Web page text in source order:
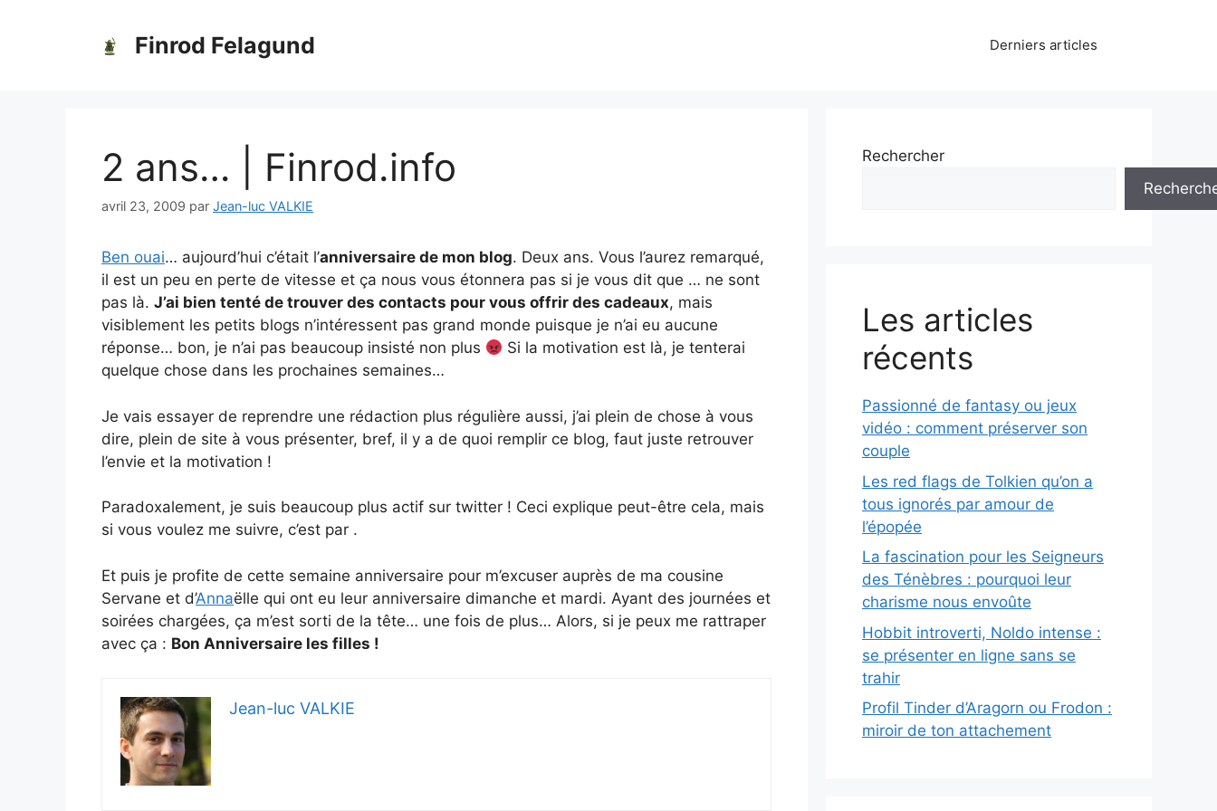
Finrod Felagund Derniers articles
2 ans… | Finrod.info
avril 23, 2009 par Jean-luc VALKIE
Ben ouai… aujourd’hui c’était l’anniversaire de mon blog. Deux ans. Vous l’aurez remarqué,
il est un peu en perte de vitesse et ça nous vous étonnera pas si je vous dit que … ne sont
pas là. J’ai bien tenté de trouver des contacts pour vous offrir des cadeaux, mais
visiblement les petits blogs n’intéressent pas grand monde puisque je n’ai eu aucune
réponse… bon, je n’ai pas beaucoup insisté non plus
Si la motivation est là, je tenterai
quelque chose dans les prochaines semaines…
Je vais essayer de reprendre une rédaction plus régulière aussi, j’ai plein de chose à vous
dire, plein de site à vous présenter, bref, il y a de quoi remplir ce blog, faut juste retrouver
l’envie et la motivation !
Paradoxalement, je suis beaucoup plus actif sur twitter ! Ceci explique peut-être cela, mais
si vous voulez me suivre, c’est par .
Et puis je profite de cette semaine anniversaire pour m’excuser auprès de ma cousine
Servane et d’Annaëlle qui ont eu leur anniversaire dimanche et mardi. Ayant des journées et
soirées chargées, ça m’est sorti de la tête… une fois de plus… Alors, si je peux me rattraper
avec ça : Bon Anniversaire les filles !
Jean-luc VALKIE
Rechercher
Les articles
récents
Passionné de fantasy ou jeux
vidéo : comment préserver son
couple
Les red flags de Tolkien qu’on a
tous ignorés par amour de
l’épopée
La fascination pour les Seigneurs
des Ténèbres : pourquoi leur
charisme nous envoûte
Hobbit introverti, Noldo intense :
se présenter en ligne sans se
trahir
Profil Tinder d’Aragorn ou Frodon :
miroir de ton attachement